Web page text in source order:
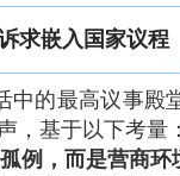
求嵌入国家议程
中的最高议事殿
，基于以下考量：
例，而是营商环